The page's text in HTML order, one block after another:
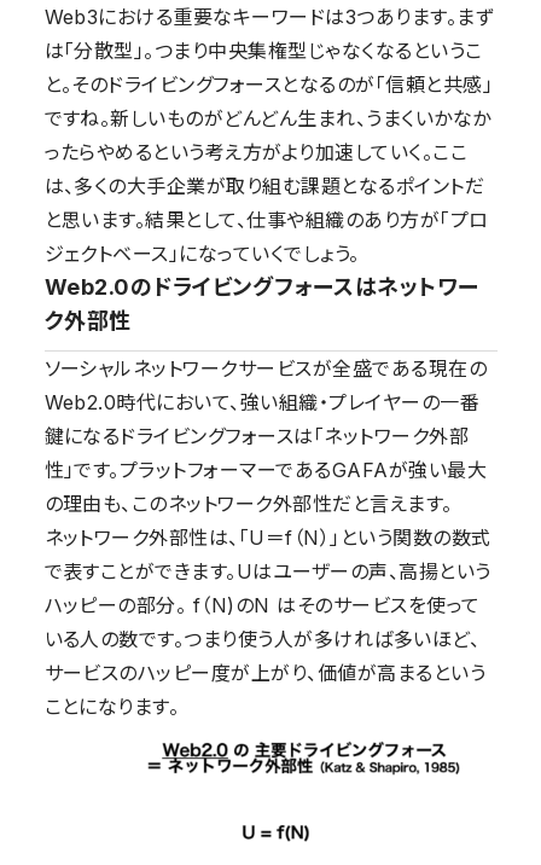
Web3における重要なキーワードは3つあります。まず
は「分散型」。つまり中央集権型じゃなくなるというこ
と。そのドライビングフォースとなるのが「信頼と共感」
ですね。新しいものがどんどん生まれ、うまくいかなか
ったらやめるという考え方がより加速していく。ここ
は、多くの大手企業が取り組む課題となるポイントだ
と思います。結果として、仕事や組織のあり方が「プロ
ジェクトベース」になっていくでしょう。
Web2.0のドライビングフォースはネットワー
ク外部性
ソーシャルネットワークサービスが全盛である現在の
Web2.0時代において、強い組織・プレイヤーの一番
鍵になるドライビングフォースは「ネットワーク外部
性」です。プラットフォーマーであるGAFAが強い最大
の理由も、このネットワーク外部性だと言えます。
ネットワーク外部性は、「U＝f（N）」という関数の数式
で表すことができます。Uはユーザーの声、高揚という
ハッピーの部分。 f（N)のN はそのサービスを使って
いる人の数です。つまり使う人が多ければ多いほど、
サービスのハッピー度が上がり、価値が高まるという
ことになります。